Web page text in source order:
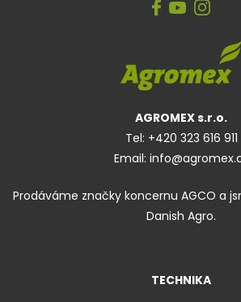
AGROMEX s.r.o.
Tel: +420 323 616 911
Email:
Prodáváme značky koncernu AGCO a
Danish Agro.
TECHNIKA